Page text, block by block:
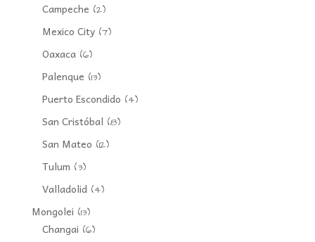
Campeche (2)
Mexico City(7)
Oaxaca(6)
Palenque (13)
Puerto Escondido (4)
San Cristóbal (8)
San Mateo (12)
Tulum (3)
Valladolid(4)
Mongolei (13)
Changai (6)